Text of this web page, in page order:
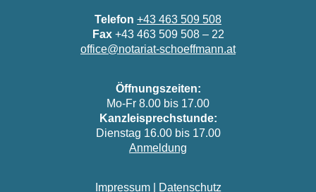
Telefon +43 463 509 508
Fax+43 463 509 508 – 22
office@notariat-schoeffmann.at
Öffnungszeiten:
Mo-Fr 8.00 bis 17.00
Kanzleisprechstunde:
Dienstag 16.00 bis 17.00
Anmeldung
Impressum| Datenschutz